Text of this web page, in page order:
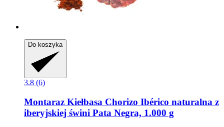
Do koszyka
3.8 (6)
Montaraz Kiełbasa Chorizo Ibérico naturalna z
iberyjskiej świni Pata Negra, 1.000 g